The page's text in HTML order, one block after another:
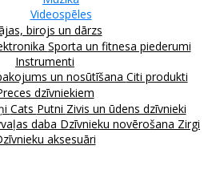
Videospēles
birojs un dārzs
Sporta un fitnesa piederumi
Instrumenti
un nosūtīšana Citi produkti
dzīvniekiem
Cats Putni Zivis un ūdens dzīvnieki
daba Dzīvnieku novērošana Zirgi
aksesuāri